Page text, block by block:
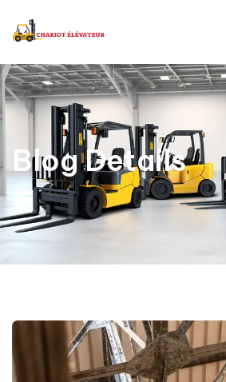
Blog Details